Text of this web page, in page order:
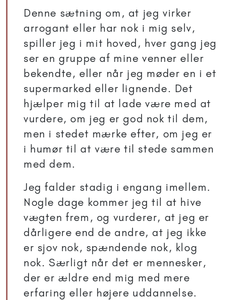
Denne sætning om, at jeg virker
arrogant eller har nok i mig selv,
spiller jeg i mit hoved, hver gang jeg
ser en gruppe af mine venner eller
bekendte, eller når jeg møder en i et
supermarked eller lignende. Det
hjælper mig til at lade være med at
vurdere, om jeg er god nok til dem,
men i stedet mærke efter, om jeg er
i humør til at være til stede sammen
med dem.
Jeg falder stadig i engang imellem.
Nogle dage kommer jeg til at hive
vægten frem, og vurderer, at jeg er
dårligere end de andre, at jeg ikke
er sjov nok, spændende nok, klog
nok. Særligt når det er mennesker,
der er ældre end mig med mere
erfaring eller højere uddannelse.